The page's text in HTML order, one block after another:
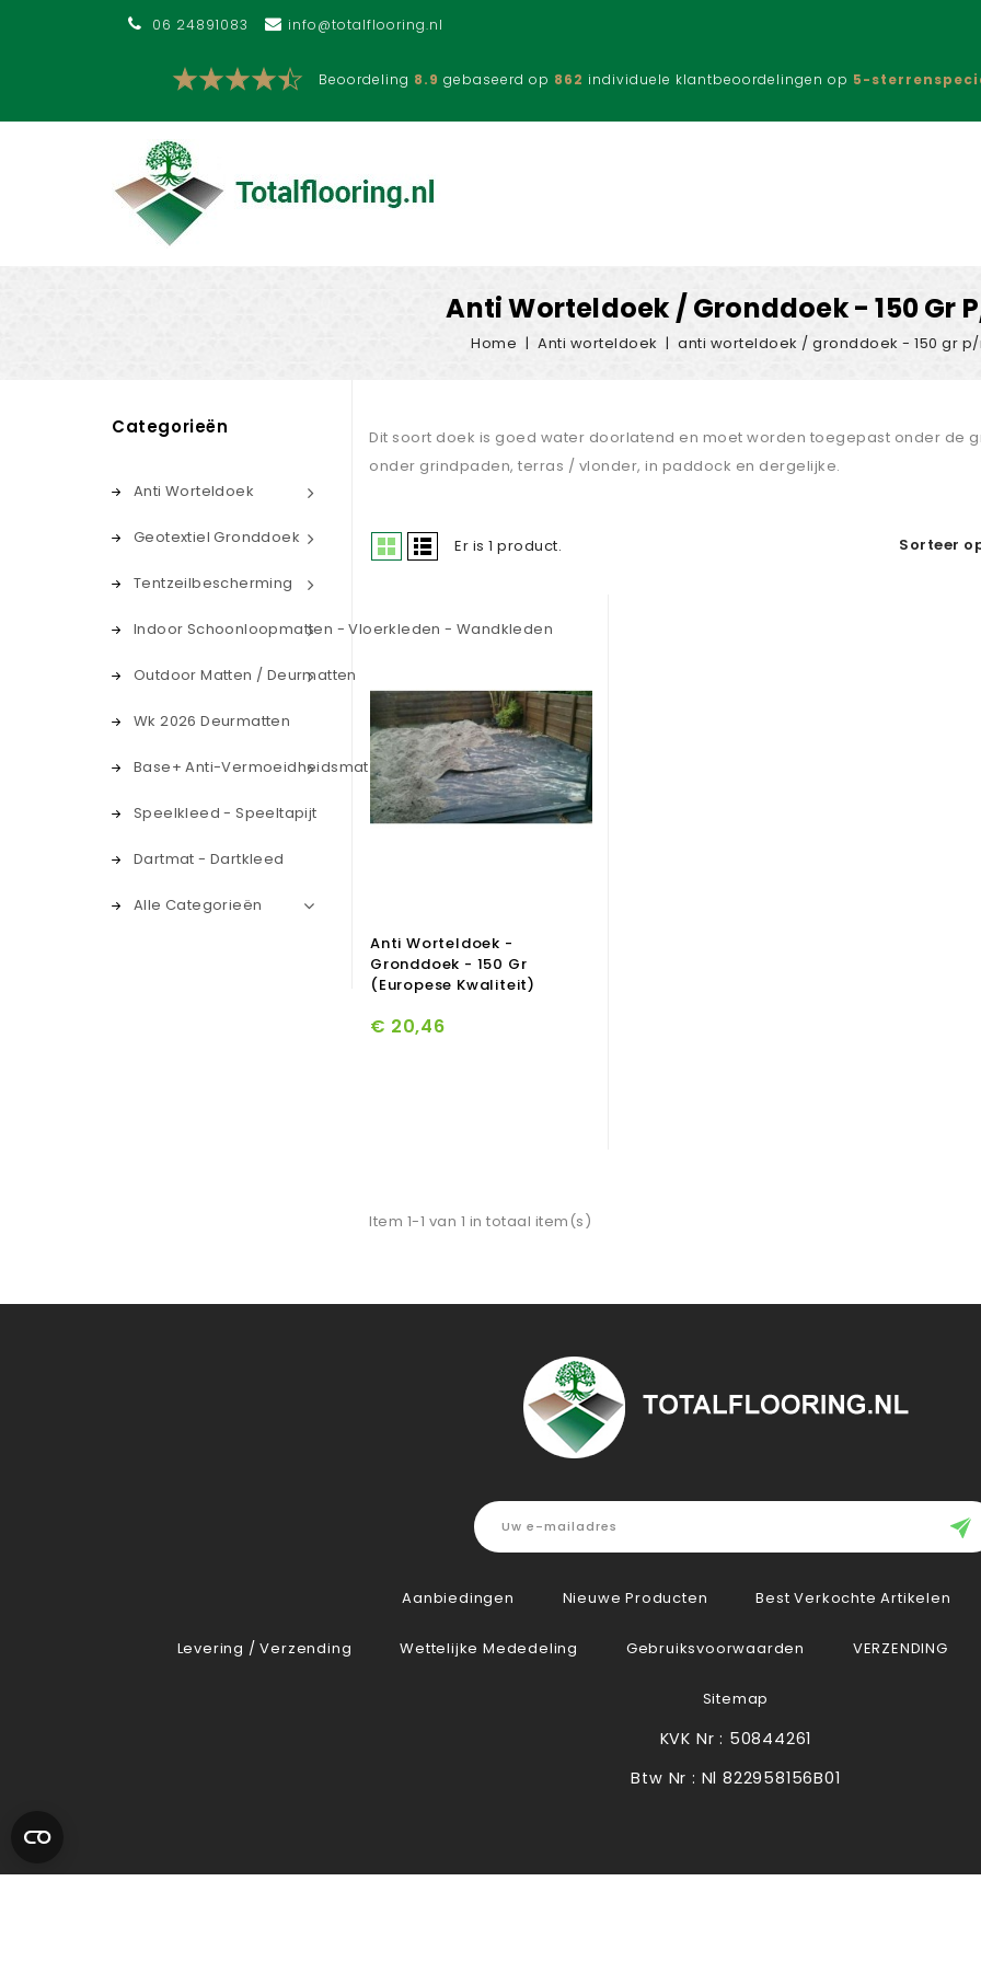
06 24891083 info@totalflooring.nl
Beoordeling 8.9 gebaseerd op 862 individuele klantbeoordelingen op 5-
Anti Worteldoek / Gronddoek - 150 Gr
Home Anti worteldoek anti worteldoek / gronddoek - 150 gr p/
Categorieën
Anti Worteldoek
Geotextiel Gronddoek
Tentzeilbescherming
Indoor Schoonloopmatten - Vloerkleden - Wandkleden
Outdoor Matten / Deurmatten
Wk 2026 Deurmatten
Base+ Anti-Vermoeidheidsmat
Speelkleed - Speeltapijt
Dartmat - Dartkleed
Alle Categorieën
Dit soort doek is goed water doorlatend en moet worden toegepast onder de
onder grindpaden, terras / vlonder, in paddock en dergelijke.
Er is 1 product. Sorteer
Anti Worteldoek -
Gronddoek - 150 Gr
(Europese Kwaliteit)
€ 20,46
Item 1-1 van 1 in totaal item(s)
Aanbiedingen Nieuwe Producten Best Verkochte Artikelen
Levering / Verzending Wettelijke Mededeling Gebruiksvoorwaarden VERZENDING
Sitemap
KVK Nr : 50844261
Btw Nr : Nl 822958156B01